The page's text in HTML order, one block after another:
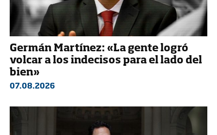
Germán Martínez: «La gente logró
volcar a los indecisos para el lado del
bien»
07.08.2026